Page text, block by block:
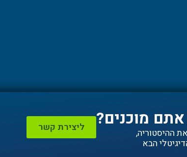
מוכנים?
הבא
ליצירת קשר